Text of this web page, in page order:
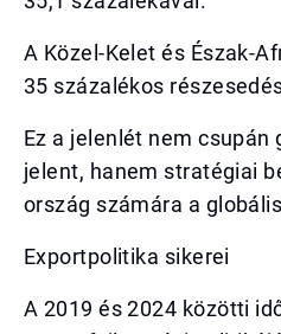
A Közel-Kelet és Észak-
35 százalékos
Ez a jelenlét nem csupán
jelent, hanem stratégiai
ország számára a
Exportpolitika sikerei
A 2019 és 2024 közötti